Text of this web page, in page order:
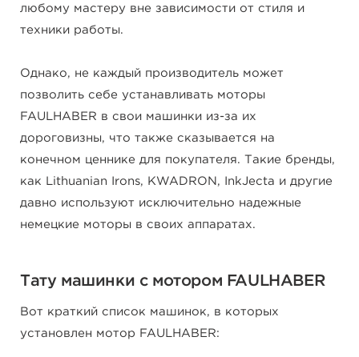
любому мастеру вне зависимости от стиля и
техники работы.
Однако, не каждый производитель может
позволить себе устанавливать моторы
FAULHABER в свои машинки из-за их
дороговизны, что также сказывается на
конечном ценнике для покупателя. Такие бренды,
как Lithuanian Irons, KWADRON, InkJecta и другие
давно используют исключительно надежные
немецкие моторы в своих аппаратах.
Тату машинки с мотором FAULHABER
Вот краткий список машинок, в которых
установлен мотор FAULHABER: